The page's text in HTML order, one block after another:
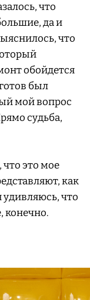
что
да и
что
обойдется
был
мой вопрос
судьба,
что это мое
как
удивляюсь, что
конечно.